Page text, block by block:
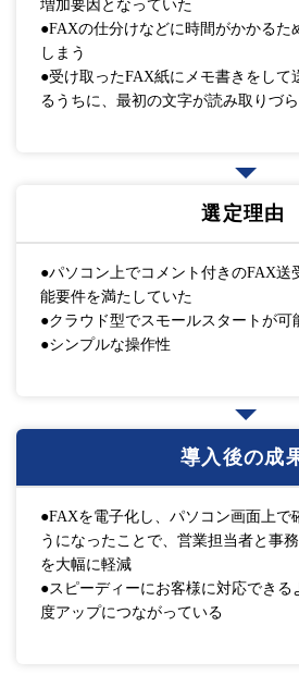
増加要因となっていた
●FAXの仕分けなどに時間がかかるた
しまう
●受け取ったFAX紙にメモ書きをして
るうちに、最初の文字が読み取りづ
選定理由
●パソコン上でコメント付きのFAX送
能要件を満たしていた
●クラウド型でスモールスタートが可
●シンプルな操作性
導入後の成
●FAXを電子化し、パソコン画面上で
うになったことで、営業担当者と事
を大幅に軽減
●スピーディーにお客様に対応できる
度アップにつながっている